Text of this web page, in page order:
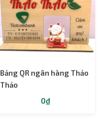
Bảng QR ngân hàng Thảo
Thảo
0₫